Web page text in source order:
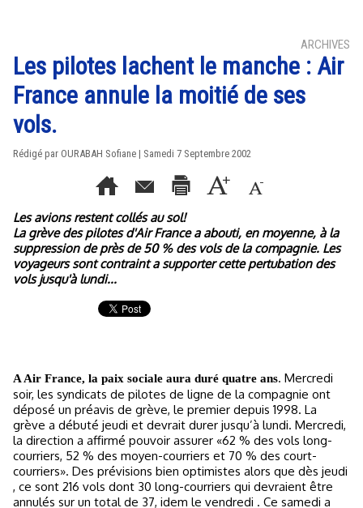
ARCHIVES
Les pilotes lachent le manche : Air
France annule la moitié de ses
vols.
Rédigé par OURABAH Sofiane | Samedi 7 Septembre 2002
Les avions restent collés au sol!
La grève des pilotes d'Air France a abouti, en moyenne, à la
suppression de près de 50 % des vols de la compagnie. Les
voyageurs sont contraint a supporter cette pertubation des
vols jusqu'à lundi...
A Air France, la paix sociale aura duré quatre ans. Mercredi
soir, les syndicats de pilotes de ligne de la compagnie ont
déposé un préavis de grève, le premier depuis 1998. La
grève a débuté jeudi et devrait durer jusqu’à lundi. Mercredi,
la direction a affirmé pouvoir assurer «62 % des vols long-
courriers, 52 % des moyen-courriers et 70 % des court-
courriers». Des prévisions bien optimistes alors que dès jeudi
, ce sont 216 vols dont 30 long-courriers qui devraient être
annulés sur un total de 37, idem le vendredi . Ce samedi a